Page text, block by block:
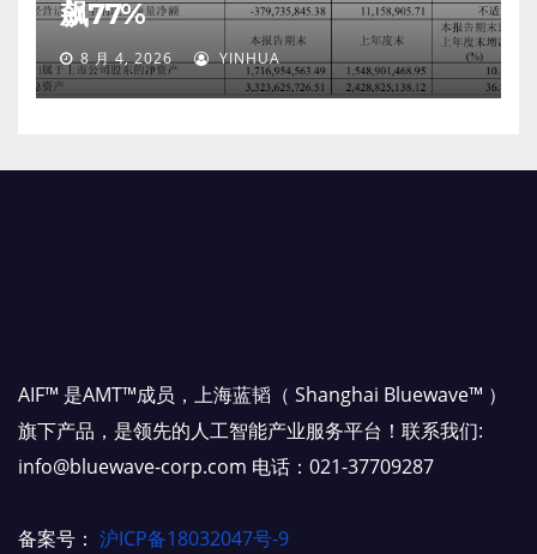
飙77%
8 月 4, 2026 YINHUA
AIF™ 是AMT™成员，上海蓝韬（ Shanghai Bluewave™ ）
旗下产品，是领先的人工智能产业服务平台！联系我们:
info@bluewave-corp.com 电话：021-37709287
备案号： 沪ICP备18032047号-9